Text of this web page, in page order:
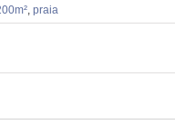
, praia